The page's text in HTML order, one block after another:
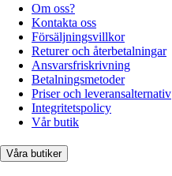
Om oss?
Kontakta oss
Försäljningsvillkor
Returer och återbetalningar
Ansvarsfriskrivning
Betalningsmetoder
Priser och leveransalternativ
Integritetspolicy
Vår butik
Våra butiker